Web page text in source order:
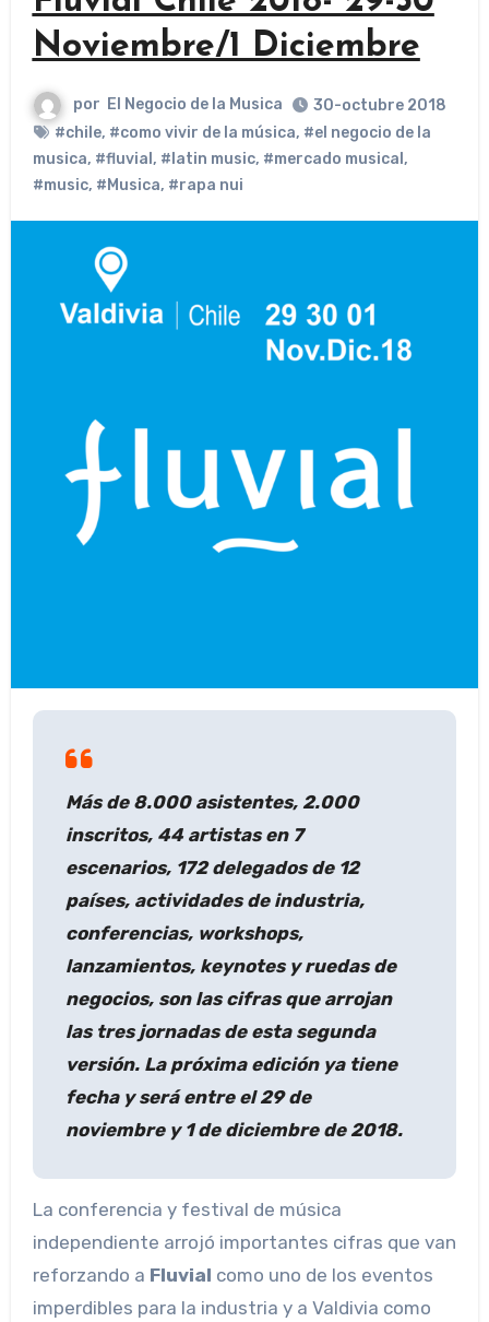
Noviembre/1 Diciembre
por El Negocio de la Musica
30-octubre 2018
#chile, #como vivir de la música, #el negocio de la
musica, #fluvial , #latin music, #mercado musical ,
#music, #Musica, #rapa nui
Más de 8.000 asistentes, 2.000
inscritos, 44 artistas en 7
escenarios, 172 delegados de 12
países, actividades de industria,
conferencias, workshops,
lanzamientos, keynotes y ruedas de
negocios, son las cifras que arrojan
las tres jornadas de esta segunda
versión. La próxima edición ya tiene
fecha y será entre el 29 de
noviembre y 1 de diciembre de 2018.
La conferencia y festival de música
independiente arrojó importantes cifras que van
reforzando a Fluvial como uno de los eventos
imperdibles para la industria y a Valdivia como